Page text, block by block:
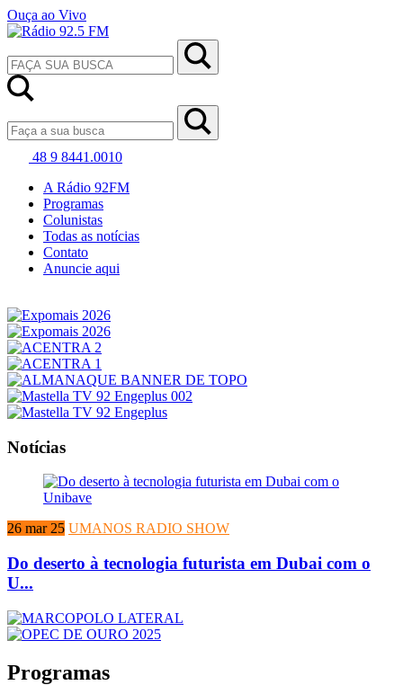
Ouça ao Vivo
48 9 8441.0010
A Rádio 92FM
Programas
Colunistas
Todas as notícias
Contato
Anuncie aqui
Notícias
26 mar 25 UMANOS RADIO SHOW
Do deserto à tecnologia futurista em Dubai com o
U...
Programas